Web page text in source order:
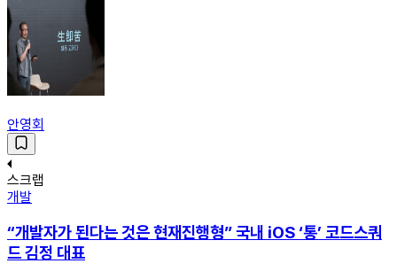
안영회
스크랩
개발
“개발자가 된다는 것은 현재진행형” 국내 iOS ‘통’ 코드스쿼
드 김정 대표